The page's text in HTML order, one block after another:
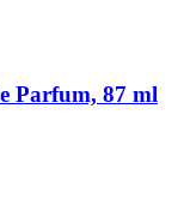
Parfum, 87 ml